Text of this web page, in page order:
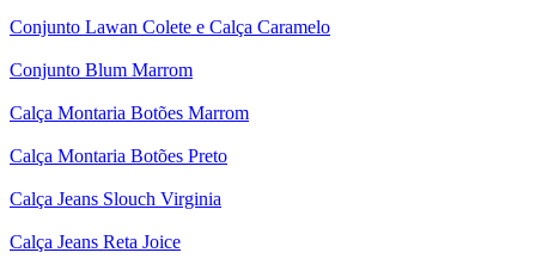
Conjunto Lawan Colete e Calça Caramelo
Conjunto Blum Marrom
Calça Montaria Botões Marrom
Calça Montaria Botões Preto
Calça Jeans Slouch Virginia
Calça Jeans Reta Joice